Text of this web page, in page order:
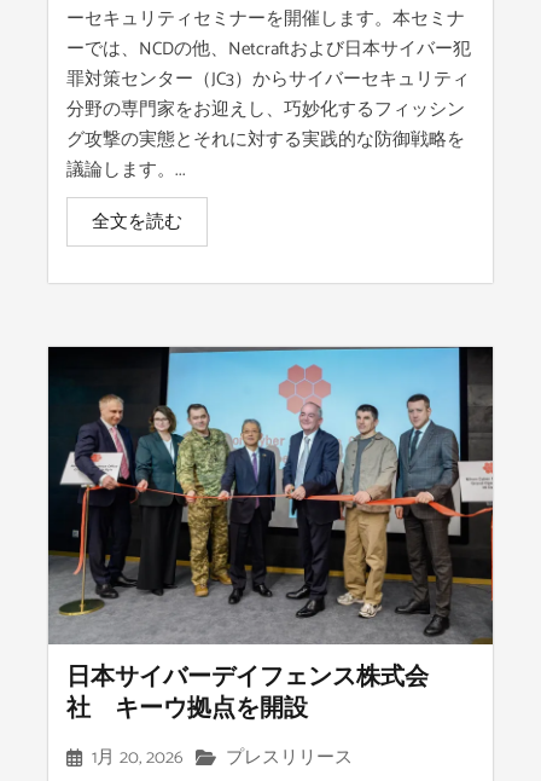
ーセキュリティセミナーを開催します。本セミナ
ーでは、NCDの他、Netcraftおよび日本サイバー犯
罪対策センター（JC3）からサイバーセキュリティ
分野の専門家をお迎えし、巧妙化するフィッシン
グ攻撃の実態とそれに対する実践的な防御戦略を
議論します。...
全文を読む
日本サイバーデイフェンス株式会
社 キーウ拠点を開設
1月 20, 2026
プレスリリース